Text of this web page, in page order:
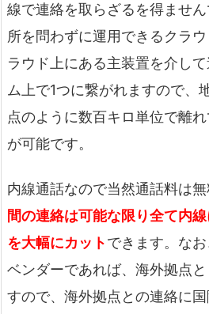
線で連絡を取らざるを得ませ
所を問わずに運用できるクラ
ラウド上にある主装置を介し
ム上で1つに繋がれますので、
点のように数百キロ単位で離
が可能です。
内線通話なので当然通話料は無
間の連絡は可能な限り全て内
を大幅にカットできます。な
ベンダーであれば、海外拠点
すので、海外拠点との連絡に